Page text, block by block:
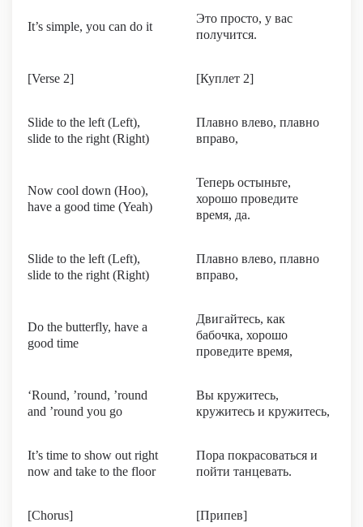
It’s simple, you can do it
Это просто, у вас
получится.
[Verse 2] [Куплет 2]
Slide to the left (Left),
slide to the right (Right)
Плавно влево, плавно
вправо,
Now cool down (Hoo),
have a good time (Yeah)
Теперь остыньте,
хорошо проведите
время, да.
Slide to the left (Left),
slide to the right (Right)
Плавно влево, плавно
вправо,
Do the butterfly, have a
good time
Двигайтесь, как
бабочка, хорошо
проведите время,
‘Round, ’round, ’round
and ’round you go
Вы кружитесь,
кружитесь и кружитесь,
It’s time to show out right
now and take to the floor
Пора покрасоваться и
пойти танцевать.
[Chorus] [Припев]